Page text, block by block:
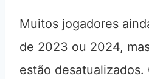
Muitos jogadores
de 2023 ou 2024,
estão desatualizados.